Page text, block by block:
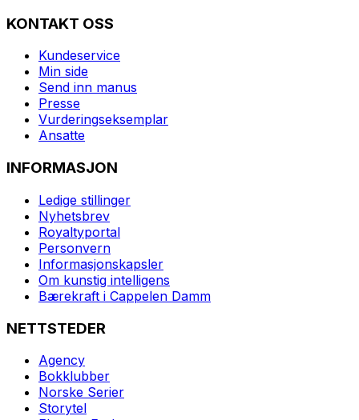
KONTAKT OSS
Kundeservice
Min side
Send inn manus
Presse
Vurderingseksemplar
Ansatte
INFORMASJON
Ledige stillinger
Nyhetsbrev
Royaltyportal
Personvern
Informasjonskapsler
Om kunstig intelligens
Bærekraft i Cappelen Damm
NETTSTEDER
Agency
Bokklubber
Norske Serier
Storytel